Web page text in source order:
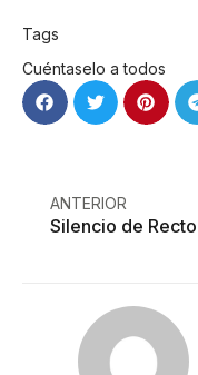
Tags
Cuéntaselo a todos
ANTERIOR